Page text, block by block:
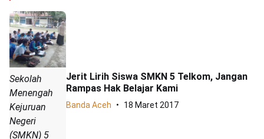
Sekolah
Menengah
Kejuruan
Negeri
(SMKN) 5
Jerit Lirih Siswa SMKN 5 Telkom, Jangan
Rampas Hak Belajar Kami
Banda Aceh 18 Maret 2017